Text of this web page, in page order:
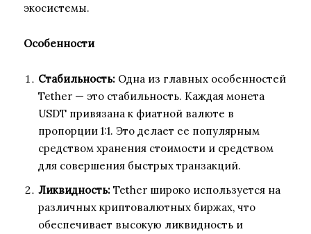
экосистемы.
Особенности
Стабильность: Одна из главных особенностей
Tether — это стабильность. Каждая монета
USDT привязана к фиатной валюте в
пропорции 1:1. Это делает ее популярным
средством хранения стоимости и средством
для совершения быстрых транзакций.
Ликвидность: Tether широко используется на
различных криптовалютных биржах, что
обеспечивает высокую ликвидность и